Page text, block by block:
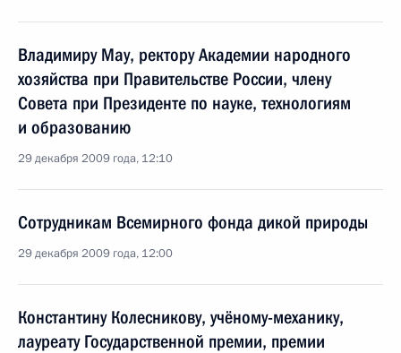
Владимиру Мау, ректору Академии народного
хозяйства при Правительстве России, члену
Совета при Президенте по науке, технологиям
и образованию
29 декабря 2009 года, 12:10
Сотрудникам Всемирного фонда дикой природы
29 декабря 2009 года, 12:00
Константину Колесникову, учёному-механику,
лауреату Государственной премии, премии